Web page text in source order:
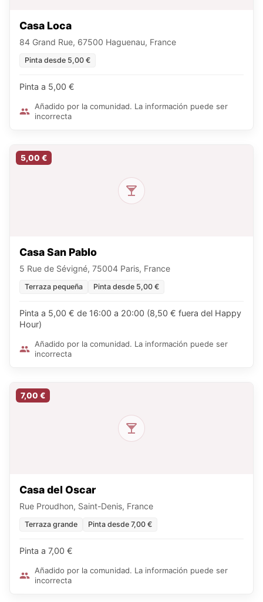
Casa Loca
84 Grand Rue, 67500 Haguenau, France
Pinta desde 5,00 €
Pinta a 5,00 €
Añadido por la comunidad. La información puede ser
incorrecta
5,00 €
Casa San Pablo
5 Rue de Sévigné, 75004 Paris, France
Terraza pequeña Pinta desde 5,00 €
Pinta a 5,00 € de 16:00 a 20:00 (8,50 € fuera del Happy
Hour)
Añadido por la comunidad. La información puede ser
incorrecta
7,00 €
Casa del Oscar
Rue Proudhon, Saint-Denis, France
Terraza grande Pinta desde 7,00 €
Pinta a 7,00 €
Añadido por la comunidad. La información puede ser
incorrecta